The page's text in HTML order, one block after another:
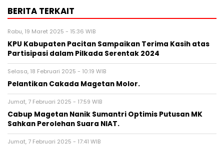
BERITA TERKAIT
Rabu, 19 Maret 2025 - 15:36 WIB
KPU Kabupaten Pacitan Sampaikan Terima Kasih atas
Partisipasi dalam Pilkada Serentak 2024
Selasa, 18 Februari 2025 - 10:19 WIB
Pelantikan Cakada Magetan Molor.
Jumat, 7 Februari 2025 - 17:59 WIB
Cabup Magetan Nanik Sumantri Optimis Putusan MK
Sahkan Perolehan Suara NIAT.
Jumat, 7 Februari 2025 - 17:41 WIB